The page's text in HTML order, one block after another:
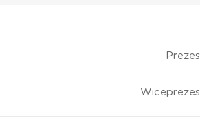
Prezes
Wiceprezes